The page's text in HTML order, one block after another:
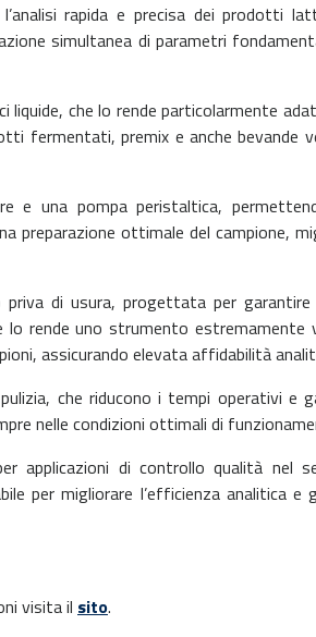
rapida e precisa dei prodotti
simultanea di parametri
liquide, che lo rende particolarmente
fermentati, premix e anche bevande
e una pompa peristaltica,
ottimale del campione,
di usura, progettata per
rende uno strumento estremamente
assicurando elevata affidabilità
che riducono i tempi operativi e
nelle condizioni ottimali di
di controllo qualità nel
per migliorare l’efficienza analitica
visita il sito.